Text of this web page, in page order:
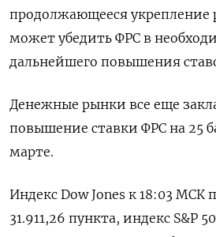
продолжающееся укрепление
может убедить ФРС в
дальнейшего повышения
Денежные рынки все еще
повышение ставки ФРС на 25
марте.
Индекс Dow Jones к 18:03 МСК
31.911,26 пункта, индекс S&P